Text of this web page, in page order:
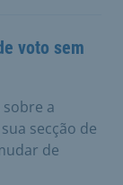
voto sem
a
secção de
de